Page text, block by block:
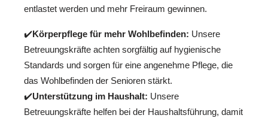
entlastet werden und mehr Freiraum gewinnen.
✔️Körperpflege für mehr Wohlbefinden: Unsere
Betreuungskräfte achten sorgfältig auf hygienische
Standards und sorgen für eine angenehme Pflege, die
das Wohlbefinden der Senioren stärkt.
✔️Unterstützung im Haushalt: Unsere
Betreuungskräfte helfen bei der Haushaltsführung, damit